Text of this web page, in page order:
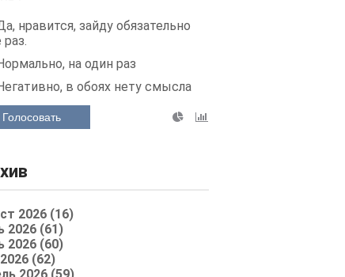
нравится, зайду обязательно
на один раз
в обоях нету смысла
Голосовать
2026 (16)
2026 (61)
2026 (60)
(62)